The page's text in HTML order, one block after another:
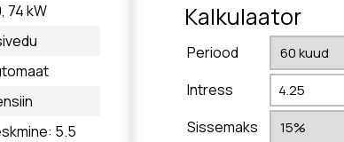
74 kW
5.5
Kalkulaator
Periood
Intress
Sissemaks